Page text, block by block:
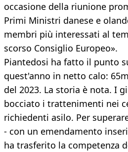
occasione della riunione
Primi Ministri danese e
membri più interessati al
scorso Consiglio Europeo».
Piantedosi ha fatto il punto
quest'anno in netto calo:
del 2023. La storia è nota. I
bocciato i trattenimenti nei
richiedenti asilo. Per
- con un emendamento
ha trasferito la competenza